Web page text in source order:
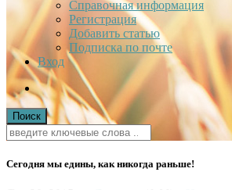
Справочная информация
Регистрация
Добавить статью
Подписка по почте
Вход
Сегодня мы едины, как никогда раньше!